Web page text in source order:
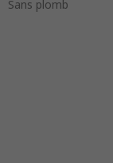
Sans plomb